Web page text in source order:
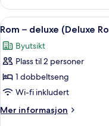
–
standard
Åpne
alle
bildene
av
Rom
–
deluxe
(Deluxe
6
Rom – deluxe (Deluxe
Byutsikt
Plass til 2 personer
1 dobbeltseng
Wi-fi inkludert
Mer informasjon
Mer